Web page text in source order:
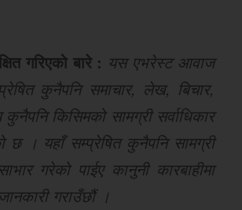
गरिएको बारे : यस एभरेस्ट आवाज
कुनैपनि समाचार, लेख, बिचार,
कुनैपनि किसिमको सामग्री सर्वाधिकार
छ । यहाँ सम्प्रेषित कुनैपनि सामग्री
गरेको पाईए कानुनी कारबाहीमा
गराउँछौं ।